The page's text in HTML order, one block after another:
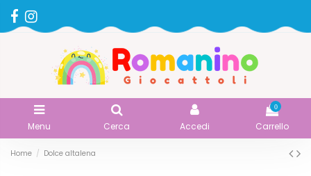
Menu Cerca Accedi
0
Carrello
Home Dolce altalena